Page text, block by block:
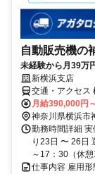
自動販売機の
未経験から月39万
新横浜支店
交通・アクセス
分
月給390,000円
神奈川県横浜市
勤務時間詳細
り23日 〜 26日
～17：30（休憩
仕事内容 雇用